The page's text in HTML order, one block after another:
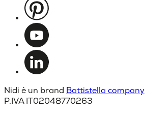
Nidi è un brand Battistella company
P.IVA IT02048770263